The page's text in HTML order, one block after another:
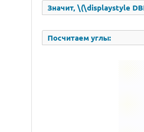
Значит, \(\displaystyle
Посчитаем углы: